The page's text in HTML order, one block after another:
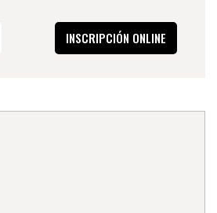
INSCRIPCIÓN ONLINE